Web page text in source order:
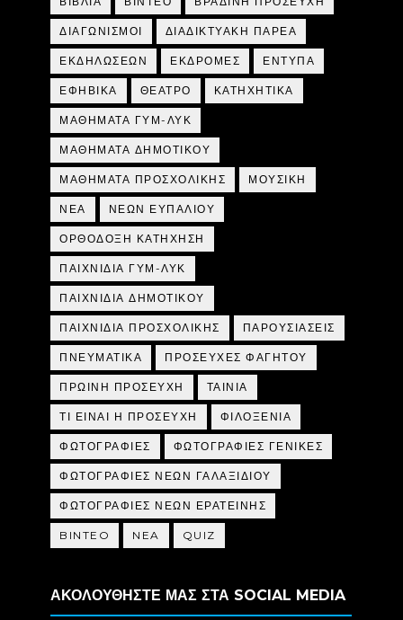
ΔΙΑΓΩΝΙΣΜΟΙ ΔΙΑΔΙΚΤΥΑΚΗ ΠΑΡΕΑ
ΕΚΔΗΛΩΣΕΩΝ ΕΚΔΡΟΜΕΣ ΕΝΤΥΠΑ
ΕΦΗΒΙΚΑ ΘΕΑΤΡΟ ΚΑΤΗΧΗΤΙΚΑ
ΜΑΘΗΜΑΤΑ ΓΥΜ-ΛΥΚ
ΜΑΘΗΜΑΤΑ ΔΗΜΟΤΙΚΟΥ
ΜΑΘΗΜΑΤΑ ΠΡΟΣΧΟΛΙΚΗΣ ΜΟΥΣΙΚΗ
ΝΕΑ ΝΕΩΝ ΕΥΠΑΛΙΟΥ
ΟΡΘΟΔΟΞΗ ΚΑΤΗΧΗΣΗ
ΠΑΙΧΝΙΔΙΑ ΓΥΜ-ΛΥΚ
ΠΑΙΧΝΙΔΙΑ ΔΗΜΟΤΙΚΟΥ
ΠΑΙΧΝΙΔΙΑ ΠΡΟΣΧΟΛΙΚΗΣ ΠΑΡΟΥΣΙΑΣΕΙΣ
ΠΝΕΥΜΑΤΙΚΑ ΠΡΟΣΕΥΧΕΣ ΦΑΓΗΤΟΥ
ΠΡΩΙΝΗ ΠΡΟΣΕΥΧΗ ΤΑΙΝΙΑ
ΤΙ ΕΙΝΑΙ Η ΠΡΟΣΕΥΧΗ ΦΙΛΟΞΕΝΙΑ
ΦΩΤΟΓΡΑΦΙΕΣ ΦΩΤΟΓΡΑΦΙΕΣ ΓΕΝΙΚΕΣ
ΦΩΤΟΓΡΑΦΙΕΣ ΝΕΩΝ ΓΑΛΑΞΙΔΙΟΥ
ΦΩΤΟΓΡΑΦΙΕΣ ΝΕΩΝ ΕΡΑΤΕΙΝΗΣ
BINTEO NEA QUIZ
ΑΚΟΛΟΥΘΗΣΤΕ ΜΑΣ ΣΤΑ SOCIAL MEDIA